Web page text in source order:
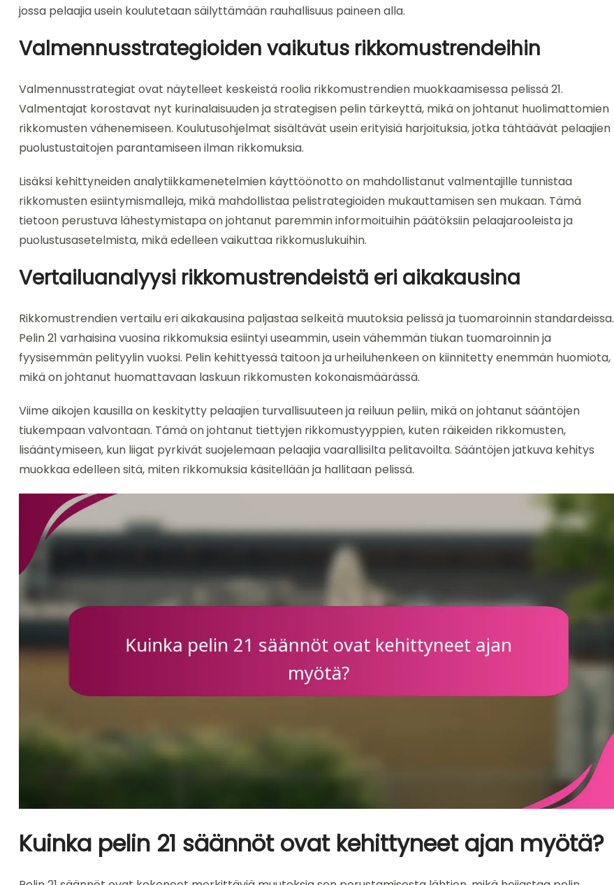
jossa pelaajia usein koulutetaan säilyttämään rauhallisuus paineen alla.
Valmennusstrategioiden vaikutus rikkomustrendeihin
Valmennusstrategiat ovat näytelleet keskeistä roolia rikkomustrendien muokkaamisessa pelissä 21.
Valmentajat korostavat nyt kurinalaisuuden ja strategisen pelin tärkeyttä, mikä on johtanut huolimattomien
rikkomusten vähenemiseen. Koulutusohjelmat sisältävät usein erityisiä harjoituksia, jotka tähtäävät pelaajien
puolustustaitojen parantamiseen ilman rikkomuksia.
Lisäksi kehittyneiden analytiikkamenetelmien käyttöönotto on mahdollistanut valmentajille tunnistaa
rikkomusten esiintymismalleja, mikä mahdollistaa pelistrategioiden mukauttamisen sen mukaan. Tämä
tietoon perustuva lähestymistapa on johtanut paremmin informoituihin päätöksiin pelaajarooleista ja
puolustusasetelmista, mikä edelleen vaikuttaa rikkomuslukuihin.
Vertailuanalyysi rikkomustrendeistä eri aikakausina
Rikkomustrendien vertailu eri aikakausina paljastaa selkeitä muutoksia pelissä ja tuomaroinnin standardeissa.
Pelin 21 varhaisina vuosina rikkomuksia esiintyi useammin, usein vähemmän tiukan tuomaroinnin ja
fyysisemmän pelityylin vuoksi. Pelin kehittyessä taitoon ja urheiluhenkeen on kiinnitetty enemmän huomiota,
mikä on johtanut huomattavaan laskuun rikkomusten kokonaismäärässä.
Viime aikojen kausilla on keskitytty pelaajien turvallisuuteen ja reiluun peliin, mikä on johtanut sääntöjen
tiukempaan valvontaan. Tämä on johtanut tiettyjen rikkomustyyppien, kuten räikeiden rikkomusten,
lisääntymiseen, kun liigat pyrkivät suojelemaan pelaajia vaarallisilta pelitavoilta. Sääntöjen jatkuva kehitys
muokkaa edelleen sitä, miten rikkomuksia käsitellään ja hallitaan pelissä.
Kuinka pelin 21 säännöt ovat kehittyneet ajan myötä?